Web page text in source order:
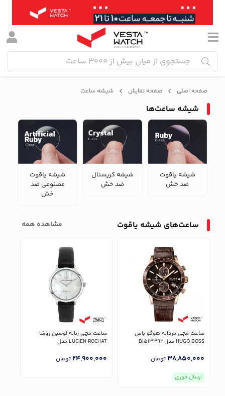
صفحه اصلی صفحه نمایش شیشه ساعت
شیشه ساعت‌ها
شیشه یاقوت
ضد خش
شیشه کریستال
ضد خش
شیشه یاقوت
مصنوعی ضد
خش
ساعت‌های شیشه یاقوت مشاهده همه
ساعت مچی مردانه هوگو باس
HUGO BOSS مدل B1513392
38,850,000تومان
ارسال فوری
ساعت مچی زنانه لوسین روشا
LUCIEN ROCHAT مدل
24,900,000تومان